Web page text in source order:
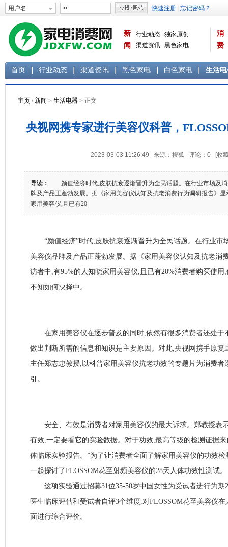
新
闻
行业动态 独家原创
渠道资讯 黑色家电
消
费
首页 行业动态 渠道资讯 黑色家电 白色家电 生活
主页 /新闻 > 生活电器 > 正文
央视网携专家进行美容仪科普，
2023-03-03 11:26:49 来源：搜狐 评论： 0 [收
导读：
颜值经济时代,皮肤抗衰逐渐晋升为全民话题。在行业市场及消
牌及产品正蓬勃发展。据《家用美容仪认知及抗老消费行为调研报告》
家用美容仪,且已有20
“颜值经济”时代,皮肤抗衰逐渐晋升为全民话题。在行业市
美容仪品牌及产品正蓬勃发展。据《家用美容仪认知及抗老消
访者中,有95%的人知晓家用美容仪,且已有20%消费者购买使用
不知如何抉择中。
在家用美容仪在逐步普及的同时,依然有很多消费者还处于
做出判断所需的信息和知识是主要原因。对此,央视网携手原复
主任郑志忠教授,以科普家用美容仪抗老功效的专题片为消费者
引。
安全、有效是消费者对家用美容仪的最大诉求。郑教授表
有效,一定要看它的实验数据。对于功效,最高等级的检测证据
体临床实验报告。”为了让消费者全面了解家用美容仪的功效
一起探讨了FLOSSOM花至射频美容仪的28天人体功效性测试。
这项实验通过招募31位35-50岁中国女性为受试者进行为期
医生临床评估和受试者自评3个维度,对FLOSSOM花至美容仪
面进行综合评价。